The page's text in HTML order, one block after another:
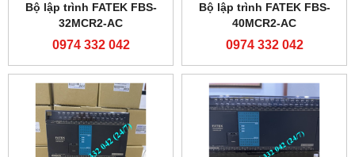
Bộ lập trình FATEK FBS-
32MCR2-AC
0974 332 042
Bộ lập trình FATEK FBS-
40MCR2-AC
0974 332 042